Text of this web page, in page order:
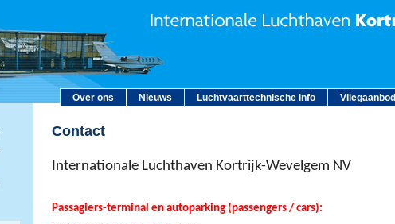
Over ons Nieuws Luchtvaarttechnische info Vliegaanbod
Contact
Internationale Luchthaven Kortrijk-Wevelgem NV
Passagiers-terminal en autoparking (passengers / cars):